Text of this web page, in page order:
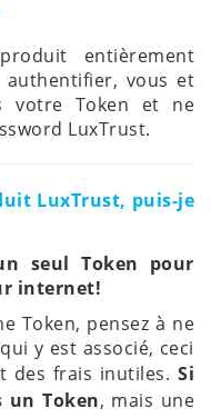
entièrement
vous et
votre Token et ne
LuxTrust.
LuxTrust, puis-je
seul Token pour
internet!
Token, pensez à ne
y est associé, ceci
des frais inutiles. Si
un Token, mais une